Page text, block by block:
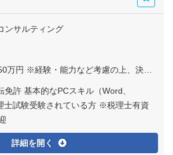
ンサルティング
験・能力など考慮の上、決定いたします ※残業代は全額支給
免許 基本的なPCスキル（Word、
士試験受験されている方 ※税理士有資
詳細を開く